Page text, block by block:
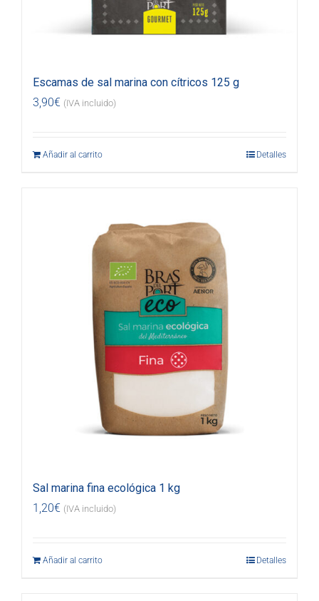
Escamas de sal marina con cítricos 125 g
3,90€ (IVA incluido)
Añadir al carrito Detalles
Sal marina fina ecológica 1 kg
1,20€ (IVA incluido)
Añadir al carrito Detalles